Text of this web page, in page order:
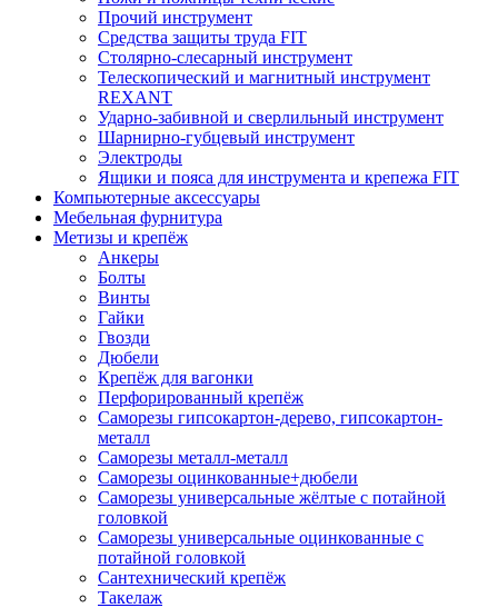
Прочий инструмент
Средства защиты труда FIT
Столярно-слесарный инструмент
Телескопический и магнитный инструмент
REXANT
Ударно-забивной и сверлильный инструмент
Шарнирно-губцевый инструмент
Электроды
Ящики и пояса для инструмента и крепежа FIT
Компьютерные аксессуары
Мебельная фурнитура
Метизы и крепёж
Анкеры
Болты
Винты
Гайки
Гвозди
Дюбели
Крепёж для вагонки
Перфорированный крепёж
Саморезы гипсокартон-дерево, гипсокартон-
металл
Саморезы металл-металл
Саморезы оцинкованные+дюбели
Саморезы универсальные жёлтые с потайной
головкой
Саморезы универсальные оцинкованные с
потайной головкой
Сантехнический крепёж
Такелаж